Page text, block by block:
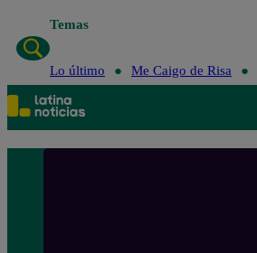
Temas
Lo último Me Caigo de Risa